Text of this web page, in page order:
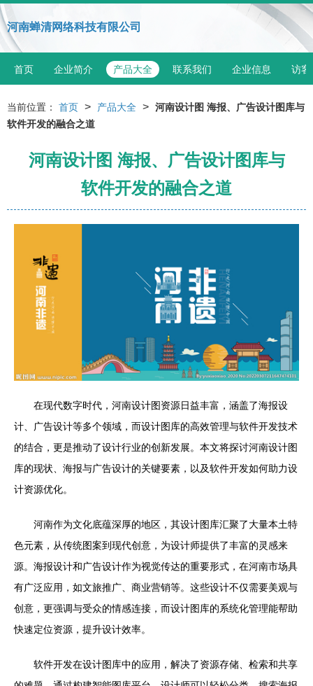
河南蝉清网络科技有限公司
首页 企业简介 产品大全 联系我们 企业信息 访客
当前位置： 首页 > 产品大全 > 河南设计图 海报、广告设计图库与
软件开发的融合之道
河南设计图 海报、广告设计图库与
软件开发的融合之道
在现代数字时代，河南设计图资源日益丰富，涵盖了海报设
计、广告设计等多个领域，而设计图库的高效管理与软件开发技术
的结合，更是推动了设计行业的创新发展。本文将探讨河南设计图
库的现状、海报与广告设计的关键要素，以及软件开发如何助力设
计资源优化。
河南作为文化底蕴深厚的地区，其设计图库汇聚了大量本土特
色元素，从传统图案到现代创意，为设计师提供了丰富的灵感来
源。海报设计和广告设计作为视觉传达的重要形式，在河南市场具
有广泛应用，如文旅推广、商业营销等。这些设计不仅需要美观与
创意，更强调与受众的情感连接，而设计图库的系统化管理能帮助
快速定位资源，提升设计效率。
软件开发在设计图库中的应用，解决了资源存储、检索和共享